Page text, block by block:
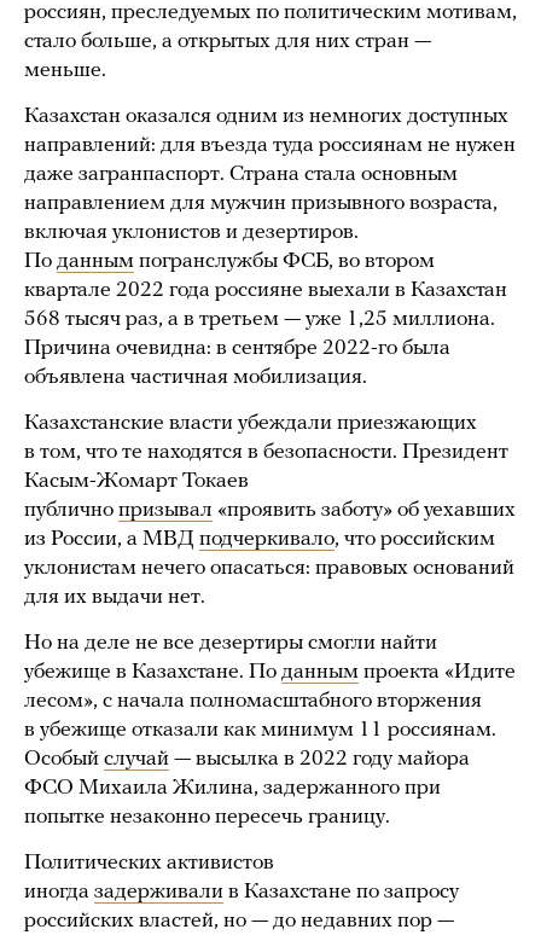
россиян, преследуемых по политическим мотивам,
стало больше, а открытых для них стран —
меньше.
Казахстан оказался одним из немногих доступных
направлений: для въезда туда россиянам не нужен
даже загранпаспорт. Страна стала основным
направлением для мужчин призывного возраста,
включая уклонистов и дезертиров.
По данным погранслужбы ФСБ, во втором
квартале 2022 года россияне выехали в Казахстан
568 тысяч раз, а в третьем — уже 1,25 миллиона.
Причина очевидна: в сентябре 2022-го была
объявлена частичная мобилизация.
Казахстанские власти убеждали приезжающих
в том, что те находятся в безопасности. Президент
Касым-Жомарт Токаев
публично призывал «проявить заботу» об уехавших
из России, а МВД подчеркивало, что российским
уклонистам нечего опасаться: правовых оснований
для их выдачи нет.
Но на деле не все дезертиры смогли найти
убежище в Казахстане. По данным проекта «Идите
лесом», с начала полномасштабного вторжения
в убежище отказали как минимум 11 россиянам.
Особый случай — высылка в 2022 году майора
ФСО Михаила Жилина, задержанного при
попытке незаконно пересечь границу.
Политических активистов
иногда задерживали в Казахстане по запросу
российских властей, но — до недавних пор —